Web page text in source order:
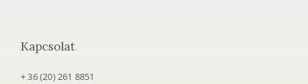
Kapcsolat
+ 36 (20) 261 8851